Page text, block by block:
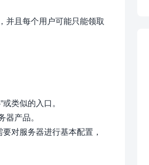
并且每个用户可能只能领取
类似的入口。
产品。
对服务器进行基本配置，